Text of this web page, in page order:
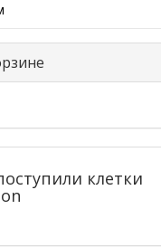
клетки